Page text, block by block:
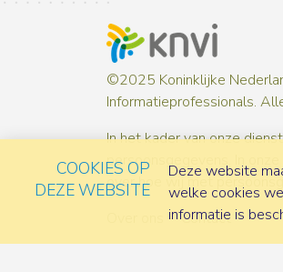
©2025 Koninklijke
Informatieprofessionals.
In het kader van onze
persoonsgegevens. In onze
over hoe wij met
Contact
COOKIES OP
DEZE WEBSITE
Deze website
welke cookies
informatie is